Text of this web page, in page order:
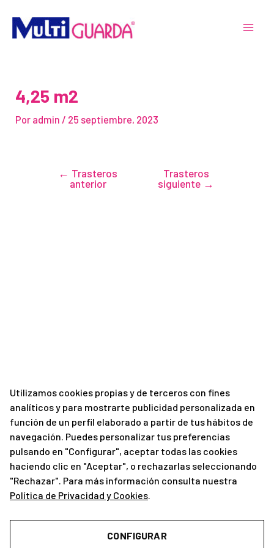
contenido
4,25 m2
Por admin / 25 septiembre, 2023
de
entradas
← Trasteros
anterior
Trasteros
siguiente →
Utilizamos cookies propias y de terceros con fines
analíticos y para mostrarte publicidad personalizada en
función de un perfil elaborado a partir de tus hábitos de
navegación. Puedes personalizar tus preferencias
pulsando en "Configurar", aceptar todas las cookies
haciendo clic en "Aceptar", o rechazarlas seleccionando
"Rechazar". Para más información consulta nuestra
Política de Privacidad y Cookies.
CONFIGURAR